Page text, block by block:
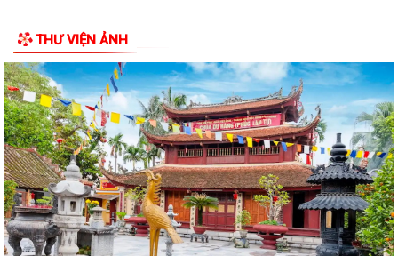
định kỳ, khám sàng lọc miễn...
Hội nghị giao ban cụm Thường trực Đảng ủy phụ trách triển khai
nhiệm vụ quý III năm 2026
Hội nghị triển khai Kế hoạch tổ chức Hội trại Thanh thiếu nhi phường
Trần Nhân Tông năm 2026
UBND phường tổ chức hội nghị triển khai công tác sản xuất vụ Mùa
năm 2026 và công tác phòng, chống...
Hoàng Gián long trọng tổ chức Lễ công bố Nghị quyết thành lập Tổ dân
THƯ VIỆN ẢNH